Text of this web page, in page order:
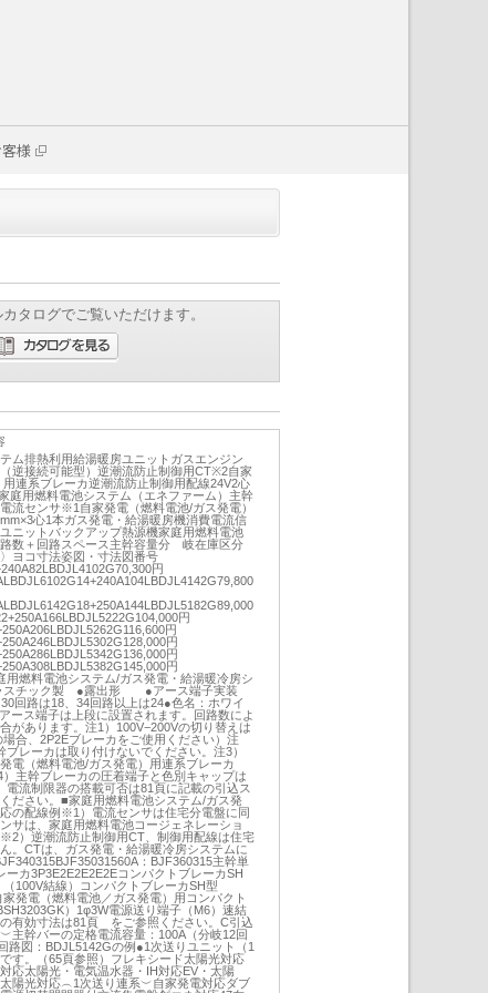
様
タログでご覧いただけます。
ム排熱利用給湯暖房ユニットガスエンジン
逆接続可能型）逆潮流防止制御用CT※2自家
連系ブレーカ逆潮流防止制御用配線24V2心
庭用燃料電池システム（エネファーム）主幹
流センサ※1自家発電（燃料電池/ガス発電）
心1本ガス発電・給湯暖房機消費電流信
ニットバックアップ熱源機家庭用燃料電池
数＋回路スペース主幹容量分 岐在庫区分
ヨコ寸法姿図・寸法図番号
円
円
円
円
円
円
用燃料電池システム/ガス発電・給湯暖冷房シ
スチック製 ●露出形 ●アース端子実装
回路は18、34回路以上は24●色名：ホワイ
ース端子は上段に設置されます。回路数によ
があります。注1）100V−200Vの切り替えは
合、2P2Eブレーカをご使用ください）注
レーカは取り付けないでください。注3）
電（燃料電池/ガス発電）用連系ブレーカ
主幹ブレーカの圧着端子と色別キャップは
電流制限器の搭載可否は81頁に記載の引込ス
ださい。■家庭用燃料電池システム/ガス発
の配線例※1）電流センサは住宅分電盤に同
サは、家庭用燃料電池コージェネレーショ
）逆潮流防止制御用CT、制御用配線は住宅
。CTは、ガス発電・給湯暖冷房システムに
：BJF360315主幹単
カ3P3E2E2E2E2EコンパクトブレーカSH
100V結線）コンパクトブレーカSH型
家発電（燃料電池／ガス発電）用コンパクト
）1φ3W電源送り端子（M6）速結
有効寸法は81頁 をご参照ください。C引込
主幹バーの定格電流容量：100A（分岐12回
路図：BDJL5142Gの例●1次送りユニット（1
す。（65頁参照）フレキシード太陽光対応
応太陽光・電気温水器・IH対応EV・太陽
陽光対応︵1次送り連系︶自家発電対応ダブ